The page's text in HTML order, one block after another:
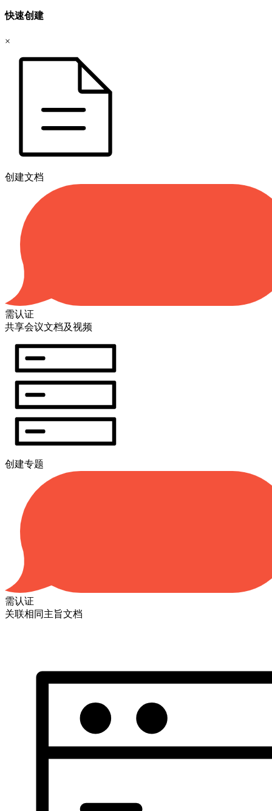
快速创建
×
创建文档
需认证
共享会议文档及视频
创建专题
需认证
关联相同主旨文档